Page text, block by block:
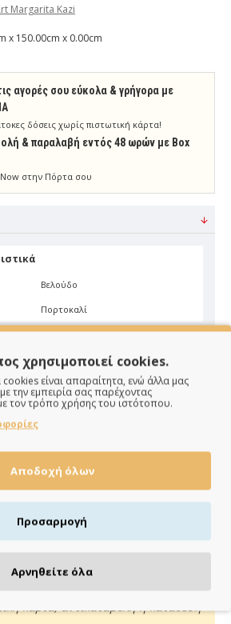
Margarita Kazi
x 150.00cm x 0.00cm
αγορές σου εύκολα & γρήγορα με
δόσεις χωρίς πιστωτική κάρτα!
& παραλαβή εντός 48 ωρών με Box
στην Πόρτα σου
Βελούδο
Πορτοκαλί
παραγγελίας σου σε 1 - 2 εργάσιμες
ημέρες
ΠΛΗΡΩΝΕΙΣ ΟΠΩΣ ΘΕΣ
κάρτα, αντικαταβολή ή κατάθεση
χρησιμοποιεί cookies.
είναι απαραίτητα, ενώ άλλα μας
την εμπειρία σας παρέχοντας
τον τρόπο χρήσης του ιστότοπου.
Αποδοχή όλων
Προσαρμογή
Αρνηθείτε όλα